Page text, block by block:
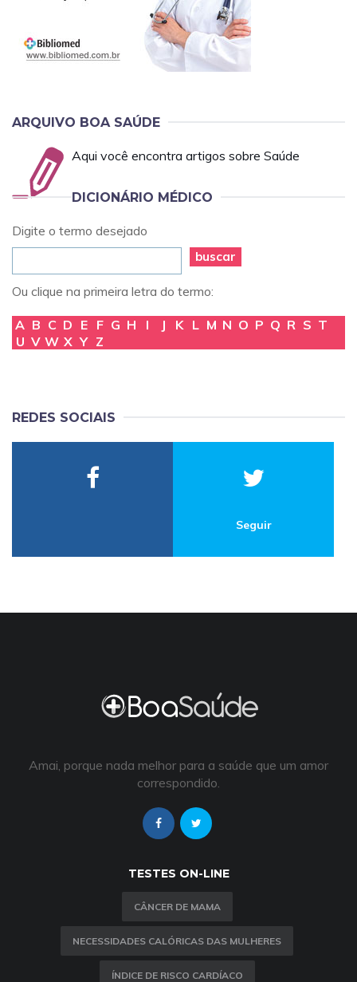
ARQUIVO BOA SAÚDE
Aqui você encontra artigos sobre Saúde
DICIONÁRIO MÉDICO
Digite o termo desejado
buscar
Ou clique na primeira letra do termo:
A B C D E F G H I J K L M N O P Q R S T
U V W X Y Z
REDES SOCIAIS
Seguir
Amai, porque nada melhor para a saúde que um amor
correspondido.
TESTES ON-LINE
CÂNCER DE MAMA
NECESSIDADES CALÓRICAS DAS MULHERES
ÍNDICE DE RISCO CARDÍACO